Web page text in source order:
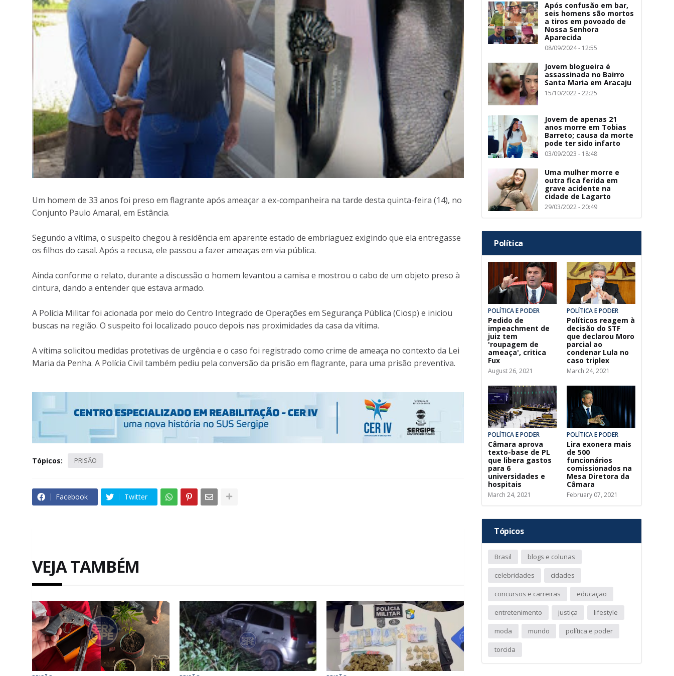
Um homem de 33 anos foi preso em flagrante após ameaçar a ex-companheira na tarde desta quinta-feira (14), no
Conjunto Paulo Amaral, em Estância.
Segundo a vítima, o suspeito chegou à residência em aparente estado de embriaguez exigindo que ela entregasse
os filhos do casal. Após a recusa, ele passou a fazer ameaças em via pública.
Ainda conforme o relato, durante a discussão o homem levantou a camisa e mostrou o cabo de um objeto preso à
cintura, dando a entender que estava armado.
A Polícia Militar foi acionada por meio do Centro Integrado de Operações em Segurança Pública (Ciosp) e iniciou
buscas na região. O suspeito foi localizado pouco depois nas proximidades da casa da vítima.
A vítima solicitou medidas protetivas de urgência e o caso foi registrado como crime de ameaça no contexto da Lei
Maria da Penha. A Polícia Civil também pediu pela conversão da prisão em flagrante, para uma prisão preventiva.
Tópicos: PRISÃO
Facebook Twitter
VEJA TAMBÉM
Após confusão em bar,
seis homens são mortos
a tiros em povoado de
Nossa Senhora
Aparecida
08/09/2024 - 12:55
Jovem blogueira é
assassinada no Bairro
Santa Maria em Aracaju
15/10/2022 - 22:25
Jovem de apenas 21
anos morre em Tobias
Barreto; causa da morte
pode ter sido infarto
03/09/2023 - 18:48
Uma mulher morre e
outra fica ferida em
grave acidente na
cidade de Lagarto
29/03/2022 - 20:49
Política
POLÍTICA E PODER
Pedido de
impeachment de
juiz tem
'roupagem de
ameaça', critica
Fux
August 26, 2021
POLÍTICA E PODER
Políticos reagem à
decisão do STF
que declarou Moro
parcial ao
condenar Lula no
caso triplex
March 24, 2021
POLÍTICA E PODER
Câmara aprova
texto-base de PL
que libera gastos
para 6
universidades e
hospitais
March 24, 2021
POLÍTICA E PODER
Lira exonera mais
de 500
funcionários
comissionados na
Mesa Diretora da
Câmara
February 07, 2021
Tópicos
Brasil blogs e colunas
celebridades cidades
concursos e carreiras educação
entretenimento justiça lifestyle
moda mundo política e poder
torcida